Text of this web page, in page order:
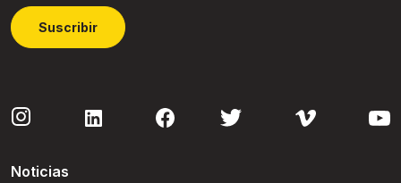
Suscribir
Noticias